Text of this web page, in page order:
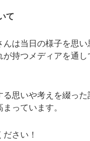
て
は当日の様子を思
持つメディアを通
思いや考えを綴っ
っています。
さい！